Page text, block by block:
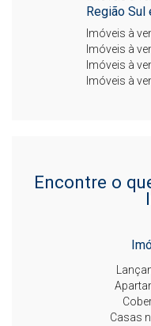
Região Sul
Imóveis à
Imóveis à
Imóveis à
Imóveis à
Encontre o
Casas